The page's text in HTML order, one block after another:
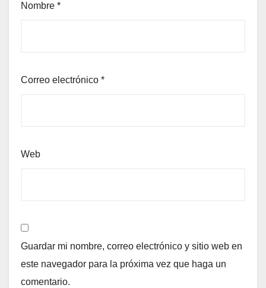
Nombre *
Correo electrónico *
Web
Guardar mi nombre, correo electrónico y sitio web en
este navegador para la próxima vez que haga un
comentario.